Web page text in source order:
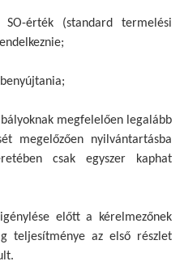
érték (standard termelési
megfelelően legalább
megelőzően nyilvántartásba
csak egyszer kaphat
előtt a kérelmezőnek
teljesítménye az első részlet